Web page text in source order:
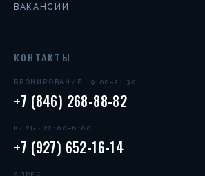
ВАКАНСИИ
КОНТАКТЫ
БРОНИРОВАНИЕ · 9:00–21:30
+7 (846) 268-88-82
КЛУБ · 22:00–6:00
+7 (927) 652-16-14
АДРЕС